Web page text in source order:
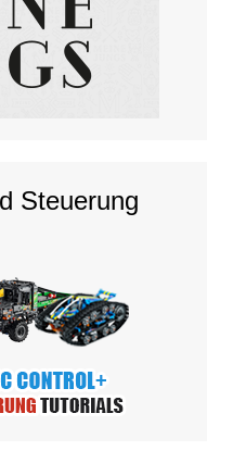
Steuerung